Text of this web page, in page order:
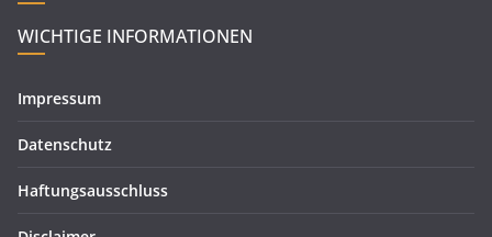
WICHTIGE INFORMATIONEN
Impressum
Datenschutz
Haftungsausschluss